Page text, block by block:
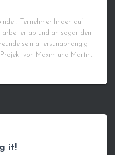
Teilnehmer finden auf
ab und an sogar den
sein altersunabhängig
von Maxim und Martin.
it!